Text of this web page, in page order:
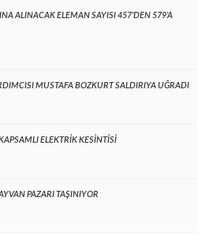
ALINACAK ELEMAN SAYISI 457’DEN 579’A
MUSTAFA BOZKURT SALDIRIYA UĞRADI
ELEKTRİK KESİNTİSİ
PAZARI TAŞINIYOR